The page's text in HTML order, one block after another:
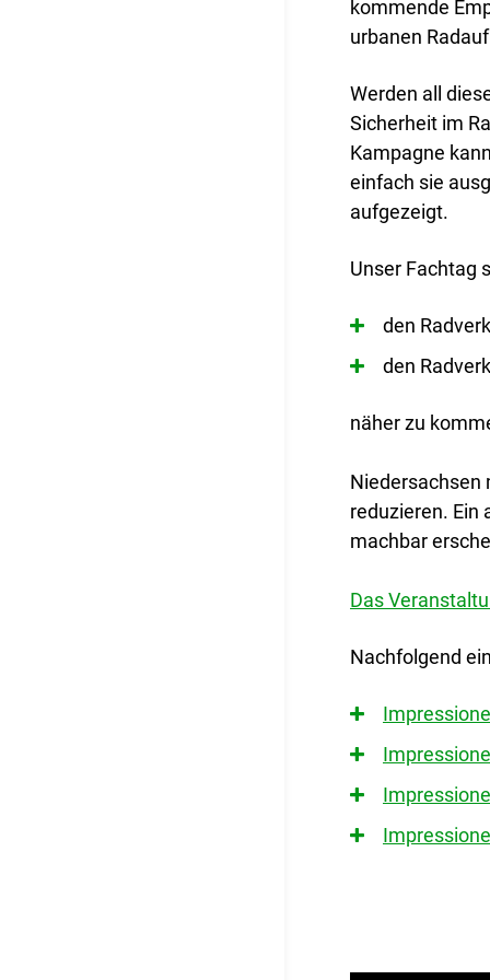
kommende
urbanen
Werden all
Sicherheit im
Kampagne
einfach sie
aufgezeigt.
Unser Fachtag
den
den
näher zu
Niedersachsen
reduzieren. Ein
machbar
Das
Nachfolgend